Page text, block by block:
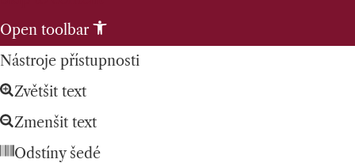
Open toolbar
Nástroje přístupnosti
Zvětšit text
Zmenšit text
Odstíny šedé